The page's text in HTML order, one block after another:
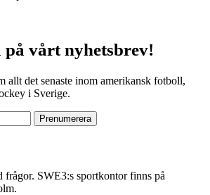
på vårt nyhetsbrev!
allt det senaste inom amerikansk fotboll,
i Sverige.
frågor. SWE3:s sportkontor finns på